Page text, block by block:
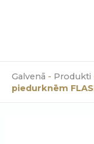
Galvenā - Produkti
piedurknēm